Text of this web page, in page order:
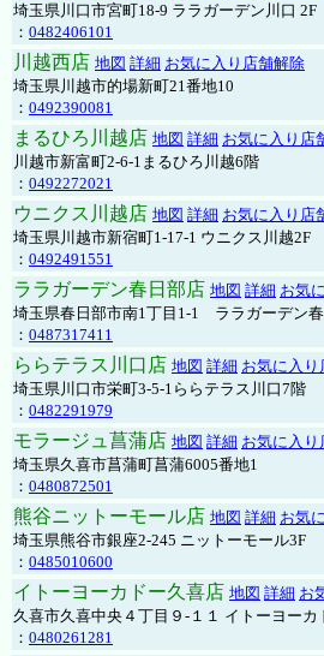
埼玉県川口市宮町18-9 ララガーデン川口 2F
： 0482406101
川越西店 地図 詳細 お気に入り店舗解除
埼玉県川越市的場新町21番地10
： 0492390081
まるひろ川越店 地図 詳細 お気に入り店
川越市新富町2-6-1まるひろ川越6階
： 0492272021
ウニクス川越店 地図 詳細 お気に入り店
埼玉県川越市新宿町1-17-1 ウニクス川越2F
： 0492491551
ララガーデン春日部店 地図 詳細 お気
埼玉県春日部市南1丁目1-1 ララガーデン
： 0487317411
ららテラス川口店 地図 詳細 お気に入り
埼玉県川口市栄町3-5-1ららテラス川口7階
： 0482291979
モラージュ菖蒲店 地図 詳細 お気に入り
埼玉県久喜市菖蒲町菖蒲6005番地1
： 0480872501
熊谷ニットーモール店 地図 詳細 お気
埼玉県熊谷市銀座2-245 ニットーモール3F
： 0485010600
イトーヨーカドー久喜店 地図 詳細 お
久喜市久喜中央４丁目９-１１ イトーヨーカ
： 0480261281